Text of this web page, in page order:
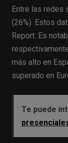
Entre las redes
(26%). Estos
Report. Es
más alto en
superado en
Te puede